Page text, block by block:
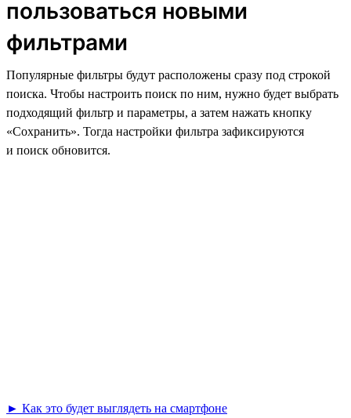
пользоваться новыми
фильтрами
Популярные фильтры будут расположены сразу под строкой
поиска. Чтобы настроить поиск по ним, нужно будет выбрать
подходящий фильтр и параметры, а затем нажать кнопку
«Сохранить». Тогда настройки фильтра зафиксируются
и поиск обновится.
► Как это будет выглядеть на смартфоне